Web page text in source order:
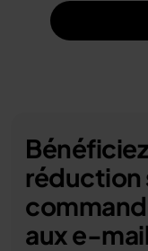
réduction
aux e-